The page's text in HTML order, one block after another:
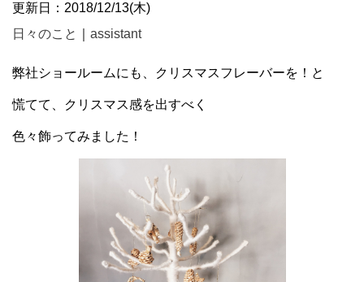
更新日：2018/12/13(木)
日々のこと
assistant
弊社ショールームにも、クリスマスフレーバーを！と
慌てて、クリスマス感を出すべく
色々飾ってみました！